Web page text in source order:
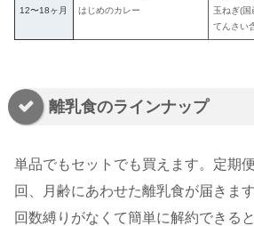
12〜18ヶ月 はじめのカレー
玉ねぎ(
てんさい
離乳食のラインナップ
単品でもセットでも買えます。定期
回、月齢にあわせた離乳食が届きま
回数縛りがなくて簡単に解約できる